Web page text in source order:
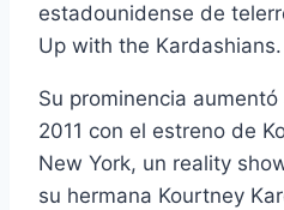
estadounidense de
Up with the Kardashians.
Su prominencia
2011 con el estreno de
New York, un reality
su hermana Kourtney